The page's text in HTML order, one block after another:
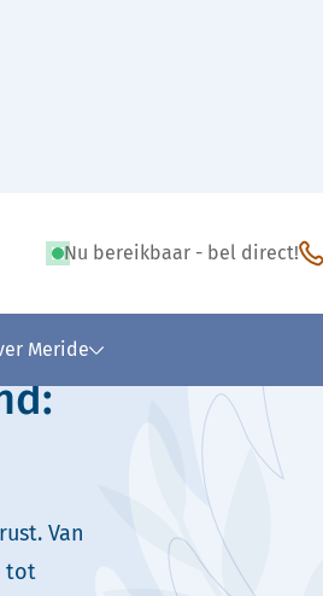
Nu bereikbaar - bel direct!
Meride
Van
tot